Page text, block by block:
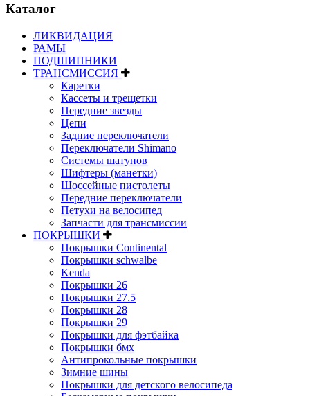
Каталог
ЛИКВИДАЦИЯ
РАМЫ
ПОДШИПНИКИ
ТРАНСМИССИЯ
Каретки
Кассеты и трещетки
Передние звезды
Цепи
Задние переключатели
Переключатели Shimano
Системы шатунов
Шифтеры (манетки)
Шоссейные пистолеты
Передние переключатели
Петухи на велосипед
Запчасти для трансмиссии
ПОКРЫШКИ
Покрышки Continental
Покрышки schwalbe
Kenda
Покрышки 26
Покрышки 27.5
Покрышки 28
Покрышки 29
Покрышки для фэтбайка
Покрышки бмх
Антипрокольные покрышки
Зимние шины
Покрышки для детского велосипеда